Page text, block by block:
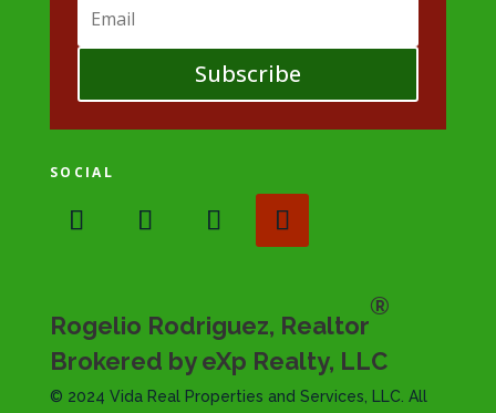
Subscribe
SOCIAL
Rogelio Rodriguez, Realtor
®
Brokered by eXp Realty, LLC
© 2024 Vida Real Properties and Services, LLC. All